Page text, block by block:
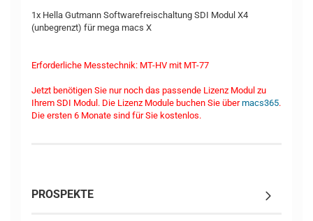
1x Hella Gutmann Softwarefreischaltung SDI Modul X4
(unbegrenzt) für mega macs X
Erforderliche Messtechnik: MT-HV mit MT-77
Jetzt benötigen Sie nur noch das passende Lizenz Modul zu
Ihrem SDI Modul. Die Lizenz Module buchen Sie übermacs365.
Die ersten 6 Monate sind für Sie kostenlos.
PROSPEKTE